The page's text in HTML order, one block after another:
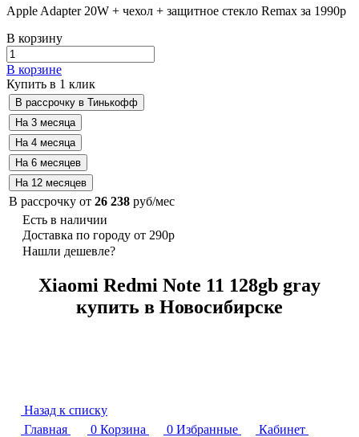
Apple Adapter 20W + чехол + защитное стекло Remax за 1990р
В корзину
В корзине
Купить в 1 клик
В рассрочку от 26 238 руб/мес
Есть в наличии
Доставка по городу от 290р
Нашли дешевле?
Xiaomi Redmi Note 11 128gb gray
купить в Новосибирске
Назад к списку
Главная
0 Корзина 0 Избранные
Кабинет